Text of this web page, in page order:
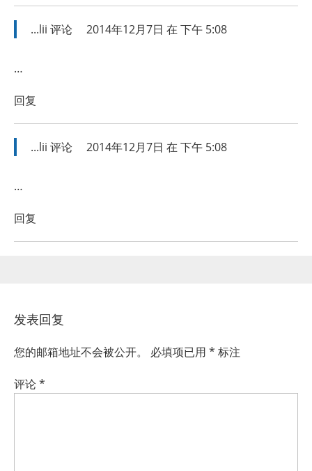
...lii 评论 2014年12月7日 在 下午 5:08
…
回复
...lii 评论 2014年12月7日 在 下午 5:08
…
回复
发表回复
您的邮箱地址不会被公开。 必填项已用 * 标注
评论*